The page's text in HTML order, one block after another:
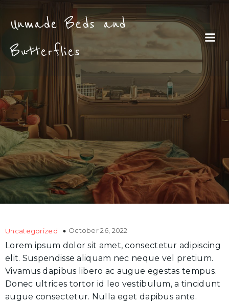
Unmade Beds and
Butterflies
Uncategorized October 26, 2022
Lorem ipsum dolor sit amet, consectetur adipiscing
elit. Suspendisse aliquam nec neque vel pretium.
Vivamus dapibus libero ac augue egestas tempus.
Donec ultrices tortor id leo vestibulum, a tincidunt
augue consectetur. Nulla eget dapibus ante.